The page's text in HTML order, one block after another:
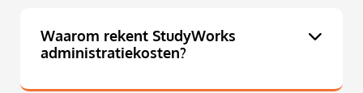
Waarom rekent StudyWorks
administratiekosten?